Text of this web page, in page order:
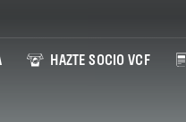
HAZTE SOCIO VCF